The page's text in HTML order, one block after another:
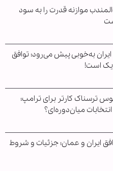
موازنه قدرت را به سود
ایران به‌خوبی پیش می‌رود؛ توافق
است!
ترسناک کارتر برای ترامپ؛
میان‌دوره‌ای؟
ایران و عمان؛ جزئیات و شروط